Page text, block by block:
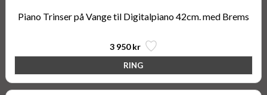
Piano Trinser på Vange til Digitalpiano 42cm. med Brems
3 950 kr